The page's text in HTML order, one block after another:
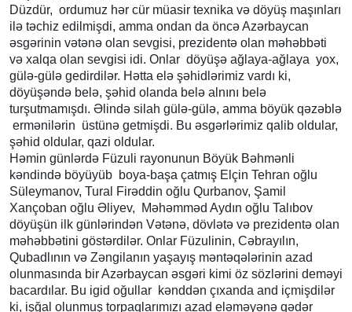
Düzdür, ordumuz hər cür müasir texnika və döyüş maşınları
ilə təchiz edilmişdi, amma ondan da öncə Azərbaycan
əsgərinin vətənə olan sevgisi, prezidentə olan məhəbbəti
və xalqa olan sevgisi idi. Onlar döyüşə ağlaya-ağlaya yox,
gülə-gülə gedirdilər. Hətta elə şəhidlərimiz vardı ki,
döyüşəndə belə, şəhid olanda belə alnını belə
turşutmamışdı. Əlində silah gülə-gülə, amma böyük qəzəblə
ermənilərin üstünə getmişdi. Bu əsgərlərimiz qalib oldular,
şəhid oldular, qazi oldular.
Həmin günlərdə Füzuli rayonunun Böyük Bəhmənli
kəndində böyüyüb boya-başa çatmış Elçin Tehran oğlu
Süleymanov, Tural Firəddin oğlu Qurbanov, Şamil
Xançoban oğlu Əliyev, Məhəmməd Aydın oğlu Talıbov
döyüşün ilk günlərindən Vətənə, dövlətə və prezidentə olan
məhəbbətini göstərdilər. Onlar Füzulinin, Cəbrayılın,
Qubadlının və Zəngilanın yaşayış məntəqələrinin azad
olunmasında bir Azərbaycan əsgəri kimi öz sözlərini deməyi
bacardılar. Bu igid oğullar kənddən çıxanda and içmişdilər
ki, işğal olunmuş torpaqlarımızı azad eləməyənə qədər